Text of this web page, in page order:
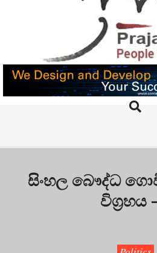
PRAJA.LK
Search
සිංහල බෞද්ධ
විග්‍රහය